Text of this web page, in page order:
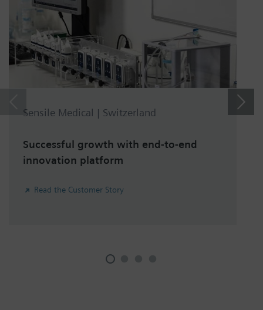
Sensile Medical | Switzerland
Successful growth with end-to-end
innovation platform
Read the Customer Story